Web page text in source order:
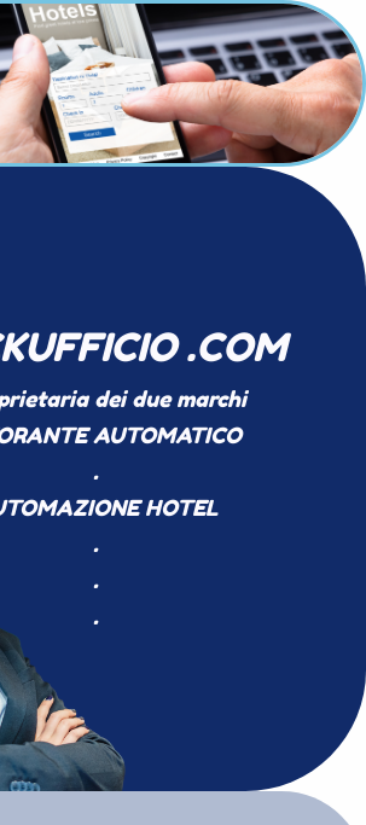
.COM
dei due marchi
AUTOMATICO
.
HOTEL
.
.
.